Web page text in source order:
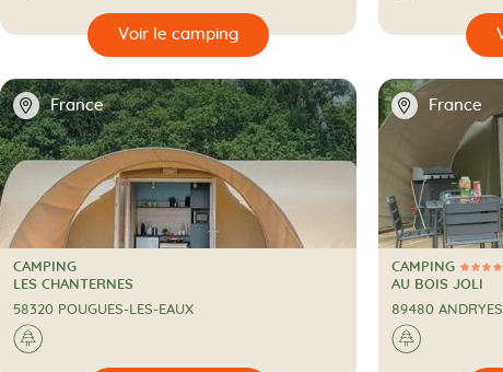
Voir le camping 🔍
📍 France
CAMPING
CAMPING
LES CHANTERNES
58320 POUGUES-LES-EAUX
A la campagne
🌲
📍 France
4 Étoiles
CAMPING
CAMPING
AU BOIS JOLI
89480 ANDRYES
A la
🌲